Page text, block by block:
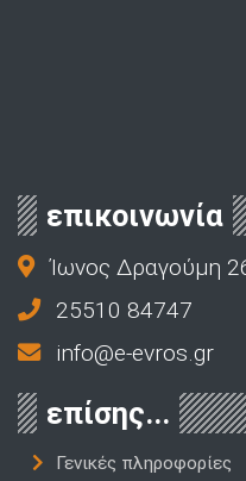
επικοινωνία
Ίωνος Δραγούμη
25510 84747
info@e-evros.gr
επίσης...
Γενικές πληροφορίες